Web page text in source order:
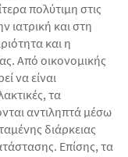
πολύτιμη στις
ιατρική και στη
και η
Από οικονομικής
να είναι
τα
αντιληπτά μέσω
διάρκειας
Επίσης, τα